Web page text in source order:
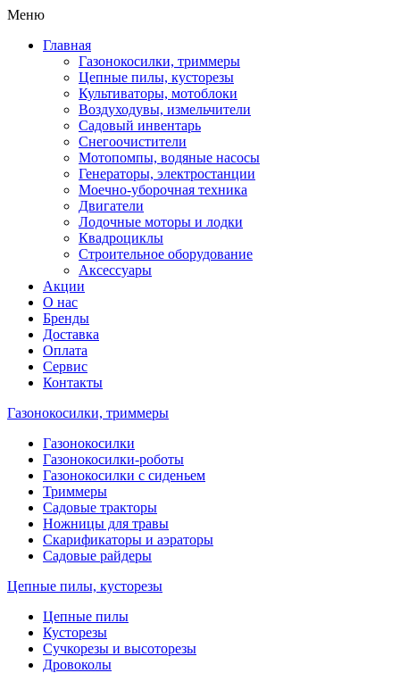
Меню
Главная
Газонокосилки, триммеры
Цепные пилы, кусторезы
Культиваторы, мотоблоки
Воздуходувы, измельчители
Садовый инвентарь
Снегоочистители
Мотопомпы, водяные насосы
Генераторы, электростанции
Моечно-уборочная техника
Двигатели
Лодочные моторы и лодки
Квадроциклы
Строительное оборудование
Аксессуары
Акции
О нас
Бренды
Доставка
Оплата
Сервис
Контакты
Газонокосилки, триммеры
Газонокосилки
Газонокосилки-роботы
Газонокосилки с сиденьем
Триммеры
Садовые тракторы
Ножницы для травы
Скарификаторы и аэраторы
Садовые райдеры
Цепные пилы, кусторезы
Цепные пилы
Кусторезы
Сучкорезы и высоторезы
Дровоколы